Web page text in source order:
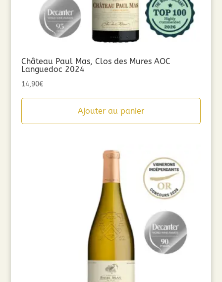
Château Paul Mas, Clos des Mures AOC
Languedoc 2024
14,90€
Ajouter au panier